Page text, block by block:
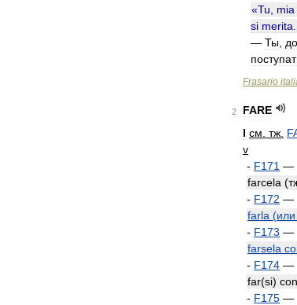
«Tu mia
si merita
— Ты
Frasario
2
FARE
I см тж
v
- F171 —
farcela (
- F172 —
farla (или
- F173 —
farsela
- F174 —
far(si)
- F175 —